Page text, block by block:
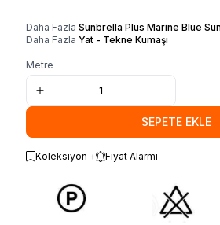
Daha Fazla Sunbrella Plus Marine Blue
Daha Fazla Yat - Tekne Kumaşı
Metre
SEPETE EKLE
Koleksiyon + Fiyat Alarmı